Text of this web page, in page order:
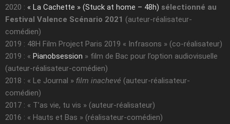
2020 : « La Cachette » (Stuck at home – 48h) sélectionné au
Festival Valence Scénario 2021 (auteur-réalisateur-
comédien)
2019 : 48H Film Project Paris 2019 « Infrasons » (co-réalisateur)
2019 : « Pianobsession » film de Bac pour l’option audiovisuelle
(auteur-réalisateur-comédien)
2018 : « Le Journal » film inachevé (auteur-réalisateur-
comédien)
2017 : « T’as vie, tu vis » (auteur-réalisateur)
2016 : « Hauts et Bas » (réalisateur-comédien)